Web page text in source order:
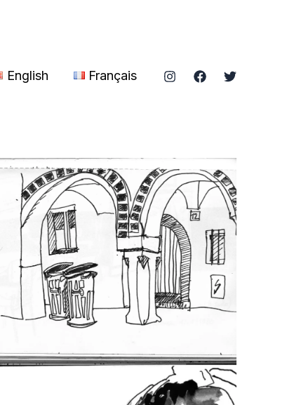
English Français